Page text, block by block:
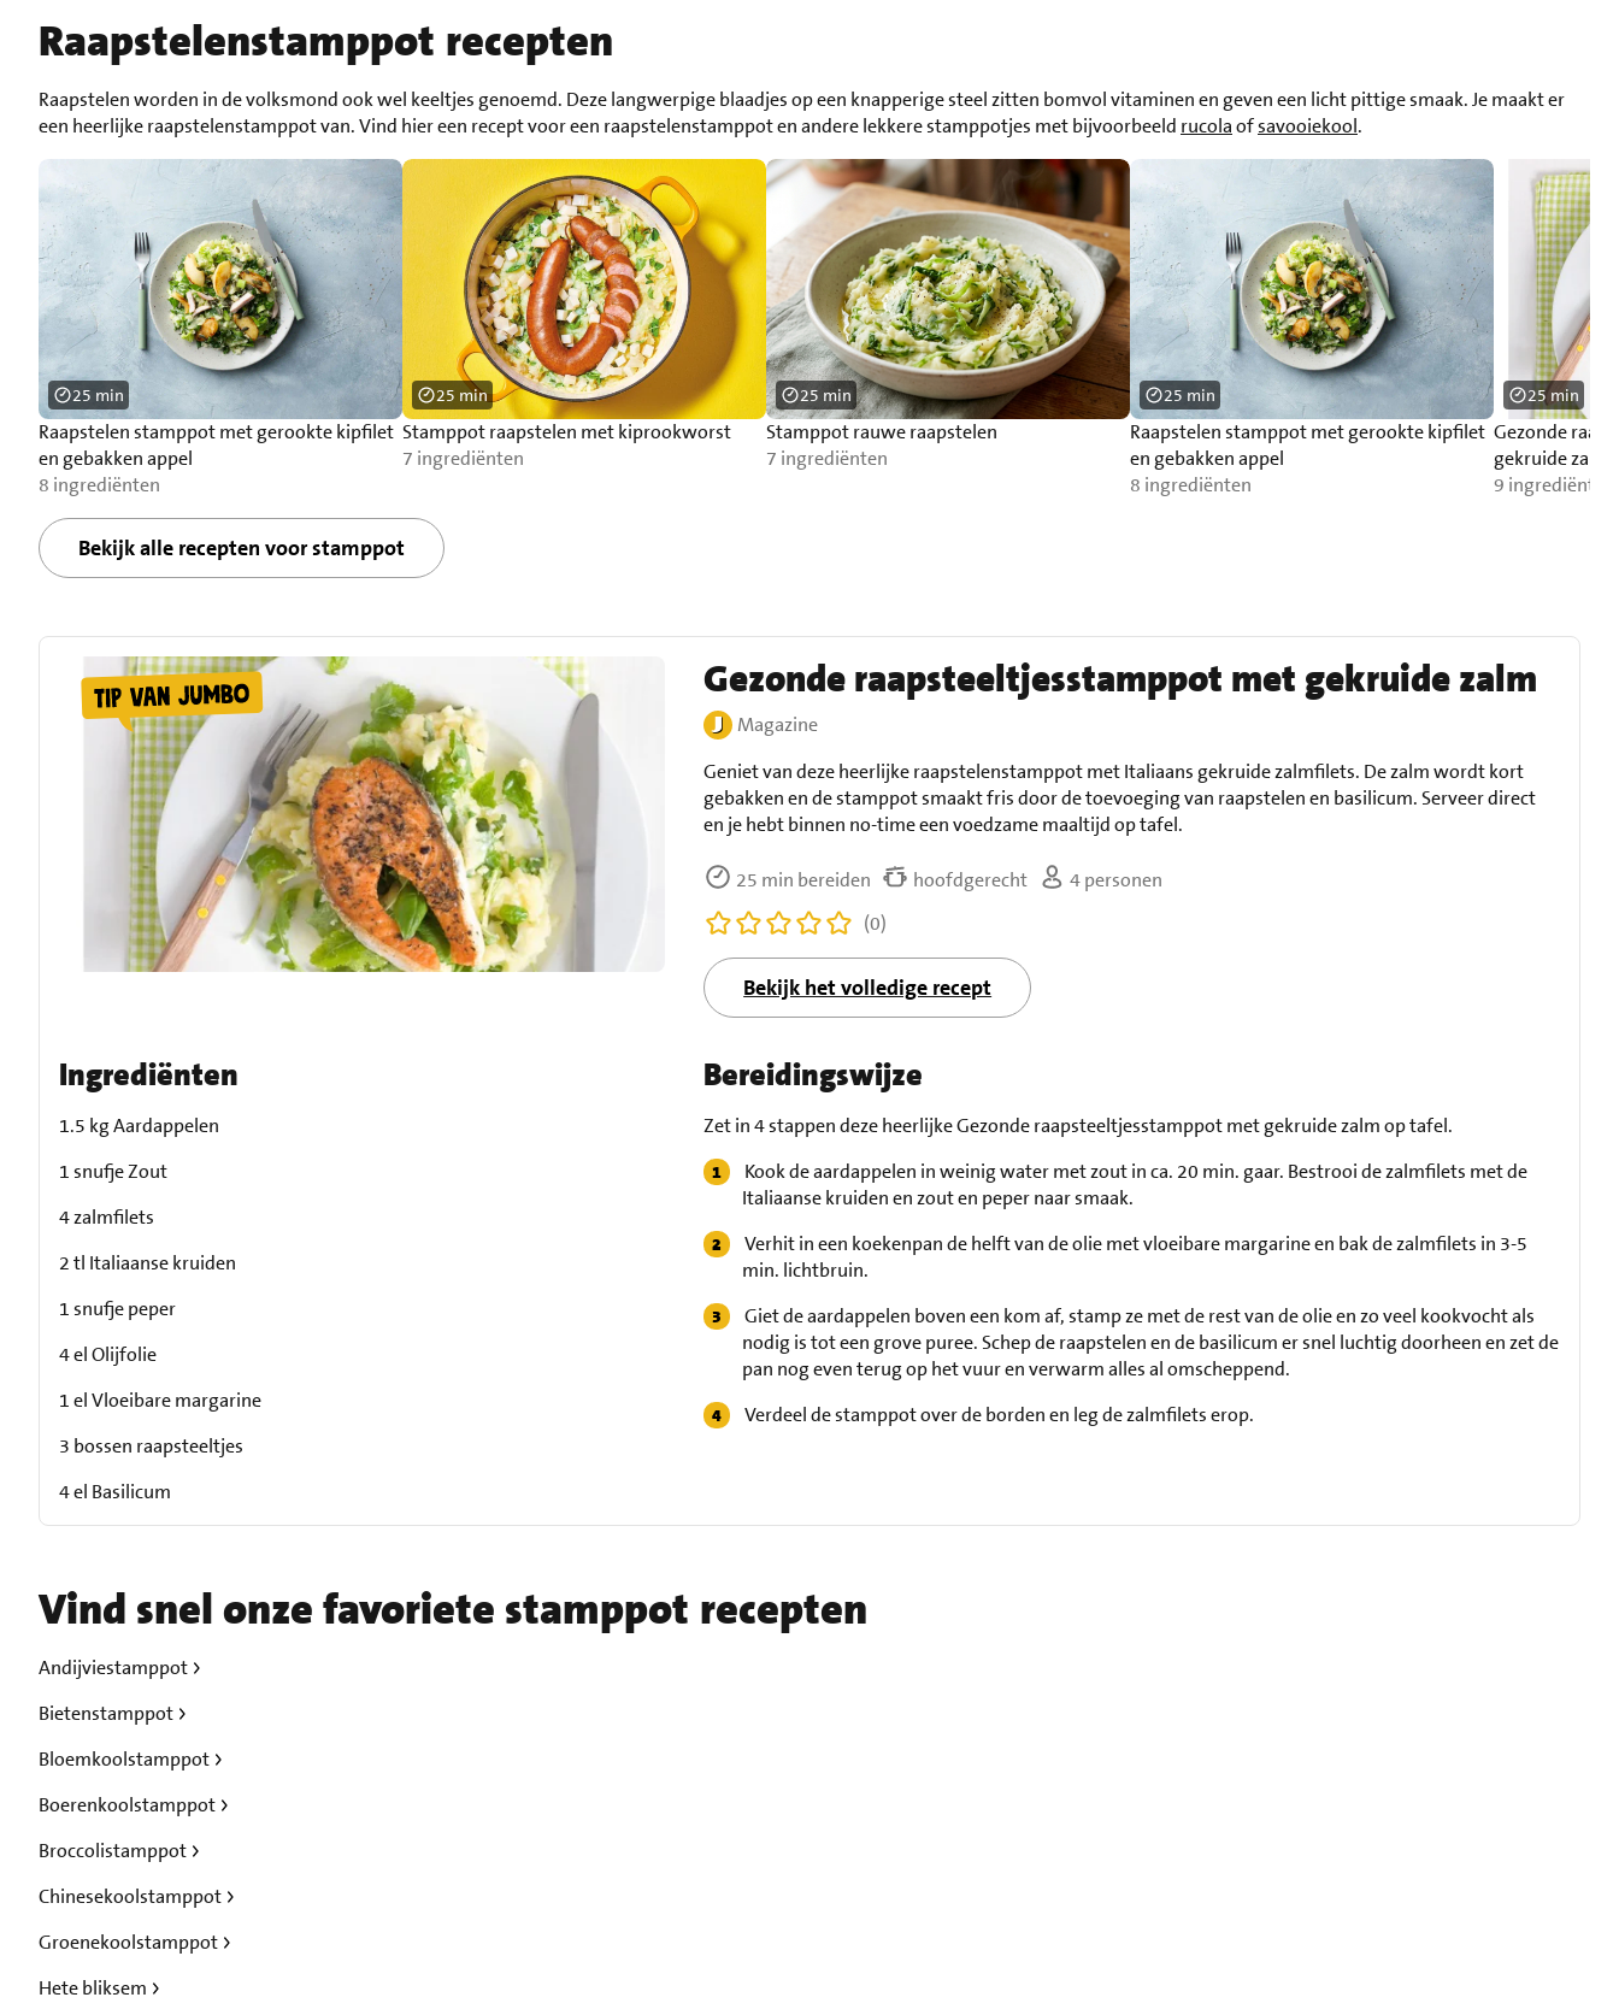
Raapstelenstamppot recepten
Raapstelen worden in de volksmond ook wel keeltjes genoemd. Deze langwerpige blaadjes op een knapperige steel zitten bomvol vitaminen en geven een licht pittige smaak. Je maakt er
een heerlijke raapstelenstamppot van. Vind hier een recept voor een raapstelenstamppot en andere lekkere stamppotjes met bijvoorbeeld rucolaofsavooiekool.
Raapstelen stamppot met gerookte kipfilet
en gebakken appel
8 ingrediënten
25 min
Stamppot raapstelen met kiprookworst
7 ingrediënten
25 min
Stamppot rauwe raapstelen
7 ingrediënten
25 min
Raapstelen stamppot met gerookte kipfilet
en gebakken appel
8 ingrediënten
25 min
Gezonde
gekruide zalm
9 ingrediënten
25 min
Bekijk alle recepten voor stamppot
Gezonde raapsteeltjesstamppot met gekruide zalm
Magazine
Geniet van deze heerlijke raapstelenstamppot met Italiaans gekruide zalmfilets. De zalm wordt kort
gebakken en de stamppot smaakt fris door de toevoeging van raapstelen en basilicum. Serveer direct
en je hebt binnen no-time een voedzame maaltijd op tafel.
25 min bereiden hoofdgerecht
4 personen
(0)
Bekijk het volledige recept
Ingrediënten
1.5 kg Aardappelen
1 snufje Zout
4 zalmfilets
2 tl Italiaanse kruiden
1 snufje peper
4 el Olijfolie
1 el Vloeibare margarine
3 bossen raapsteeltjes
4 el Basilicum
Bereidingswijze
Zet in 4 stappen deze heerlijke Gezonde raapsteeltjesstamppot met gekruide zalm op tafel.
Kook de aardappelen in weinig water met zout in ca. 20 min. gaar. Bestrooi de zalmfilets met de
Italiaanse kruiden en zout en peper naar smaak.
Verhit in een koekenpan de helft van de olie met vloeibare margarine en bak de zalmfilets in 3-5
min. lichtbruin.
Giet de aardappelen boven een kom af, stamp ze met de rest van de olie en zo veel kookvocht als
nodig is tot een grove puree. Schep de raapstelen en de basilicum er snel luchtig doorheen en zet de
pan nog even terug op het vuur en verwarm alles al omscheppend.
Verdeel de stamppot over de borden en leg de zalmfilets erop.
Vind snel onze favoriete stamppot recepten
Andijviestamppot
Bietenstamppot
Bloemkoolstamppot
Boerenkoolstamppot
Broccolistamppot
Chinesekoolstamppot
Groenekoolstamppot
Hete bliksem